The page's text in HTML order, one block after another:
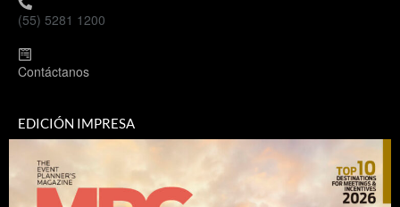
(55) 5281 1200
Contáctanos
EDICIÓN IMPRESA